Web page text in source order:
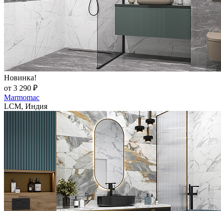
Новинка!
от 3 290 ₽
Marmomac
LCM, Индия